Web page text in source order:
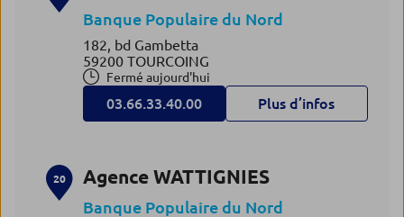
Banque Populaire du Nord
182, bd Gambetta
59200 TOURCOING
Fermé aujourd'hui
03.66.33.40.00 Plus d’infos
20 Agence WATTIGNIES
Banque Populaire du Nord